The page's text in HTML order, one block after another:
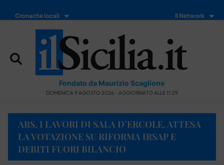
Cronache locali Il Network
Fondato da Maurizio Scaglione
DOMENICA 9 AGOSTO 2026 - AGGIORNATO ALLE 11:29
ARS, I LAVORI DI SALA D’ERCOLE. ATTESA
LA VOTAZIONE SU RIFORMA IRSAP E
DEBITI FUORI BILANCIO